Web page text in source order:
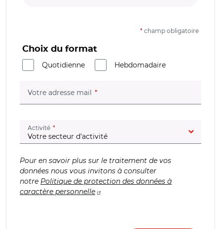
* champ obligatoire
Choix du format
Quotidienne
Hebdomadaire
Votre adresse mail (champ obligatoire)
Activité (champ obligatoire)
Pour en savoir plus sur le traitement de vos
données nous vous invitons à consulter
notre Politique de protection des données à
caractère personnelle